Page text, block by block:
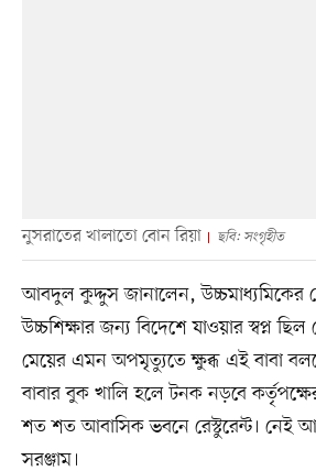
নুসরাতের খালাতো বোন রিয়া ছবি: সংগৃহীত
আবদুল কুদ্দুস জানালেন, উচ্চমাধ্যমিকের
উচ্চশিক্ষার জন্য বিদেশে যাওয়ার স্বপ্ন
মেয়ের এমন অপমৃত্যুতে ক্ষুব্ধ এই বাবা
বাবার বুক খালি হলে টনক নড়বে
শত শত আবাসিক ভবনে রেস্টুরেন্ট।
সরঞ্জাম।